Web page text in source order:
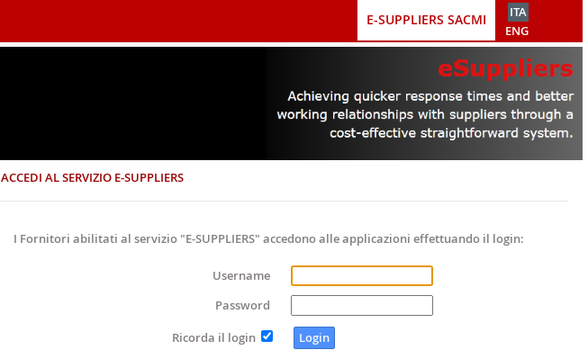
ITA
ENG
E-SUPPLIERS SACMI
ACCEDI AL SERVIZIO E-SUPPLIERS
I Fornitori abilitati al servizio "E-SUPPLIERS" accedono alle applicazioni effettuando il login:
Username
Password
Ricorda il login